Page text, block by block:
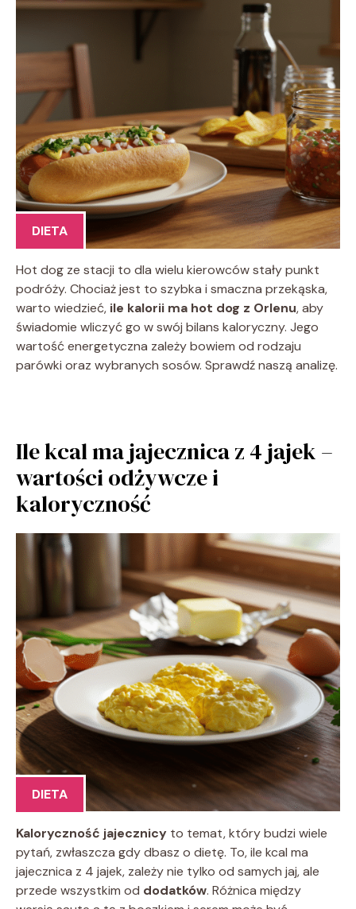
DIETA
Hot dog ze stacji to dla wielu kierowców stały punkt
podróży. Chociaż jest to szybka i smaczna przekąska,
warto wiedzieć, ile kalorii ma hot dog z Orlenu, aby
świadomie wliczyć go w swój bilans kaloryczny. Jego
wartość energetyczna zależy bowiem od rodzaju
parówki oraz wybranych sosów. Sprawdź naszą analizę.
Ile kcal ma jajecznica z 4 jajek –
wartości odżywcze i
kaloryczność
DIETA
Kaloryczność jajecznicy to temat, który budzi wiele
pytań, zwłaszcza gdy dbasz o dietę. To, ile kcal ma
jajecznica z 4 jajek, zależy nie tylko od samych jaj, ale
przede wszystkim od dodatków. Różnica między